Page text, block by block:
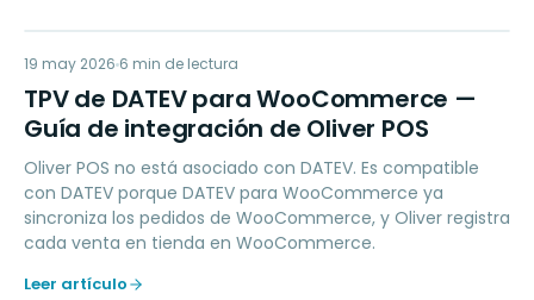
TD
ACCOUNTING
19 may 2026 6 min de lectura
TPV de DATEV para WooCommerce —
Guía de integración de Oliver POS
Oliver POS no está asociado con DATEV. Es compatible
con DATEV porque DATEV para WooCommerce ya
sincroniza los pedidos de WooCommerce, y Oliver registra
cada venta en tienda en WooCommerce.
Leer artículo